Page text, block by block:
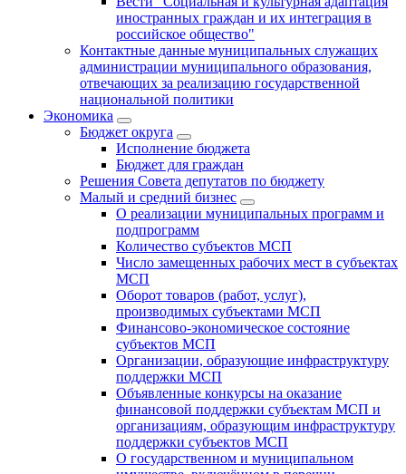
иностранных граждан и их интеграция в
российское общество"
Контактные данные муниципальных служащих
администрации муниципального образования,
отвечающих за реализацию государственной
национальной политики
Экономика
Бюджет округa
Исполнение бюджета
Бюджет для граждан
Решения Совета депутатов по бюджету
Малый и средний бизнес
О реализации муниципальных программ и
подпрограмм
Количество субъектов МСП
Число замещенных рабочих мест в субъектах
МСП
Оборот товаров (работ, услуг),
производимых субъектами МСП
Финансово-экономическое состояние
субъектов МСП
Организации, образующие инфраструктуру
поддержки МСП
Объявленные конкурсы на оказание
финансовой поддержки субъектам МСП и
организациям, образующим инфраструктуру
поддержки субъектов МСП
О государственном и муниципальном